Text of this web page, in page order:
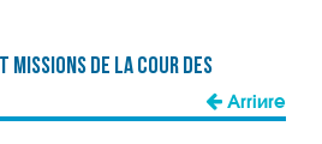
missions de la Cour des
Arrière